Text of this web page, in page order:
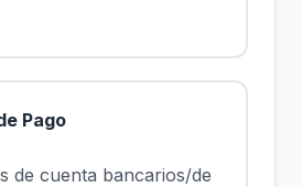
Pago
de cuenta bancarios/de